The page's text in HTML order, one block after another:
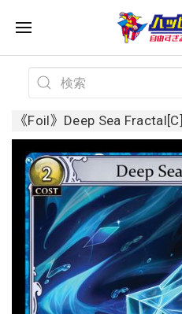
《Foil》Deep Sea